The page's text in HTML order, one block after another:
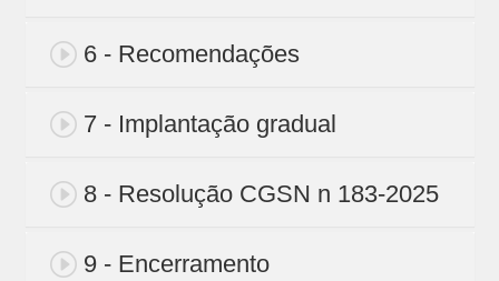
6 - Recomendações
7 - Implantação gradual
8 - Resolução CGSN n 183-2025
9 - Encerramento